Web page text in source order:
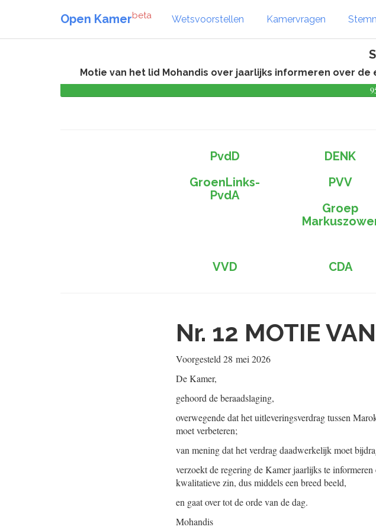
Open Kamerbeta Wetsvoorstellen Kamervragen
Motie van het lid Mohandis over jaarlijks informeren over
PvdD DENK
GroenLinks-
PvdA
PVV
Groep
VVD
CDA
Nr. 12 MOTIE
Voorgesteld 28 mei 2026
De Kamer,
gehoord de beraadslaging,
overwegende dat het uitleveringsverdrag tussen
moet verbeteren;
van mening dat het verdrag daadwerkelijk moet
verzoekt de regering de Kamer jaarlijks te
kwalitatieve zin, dus middels een breed beeld,
en gaat over tot de orde van de dag.
Mohandis